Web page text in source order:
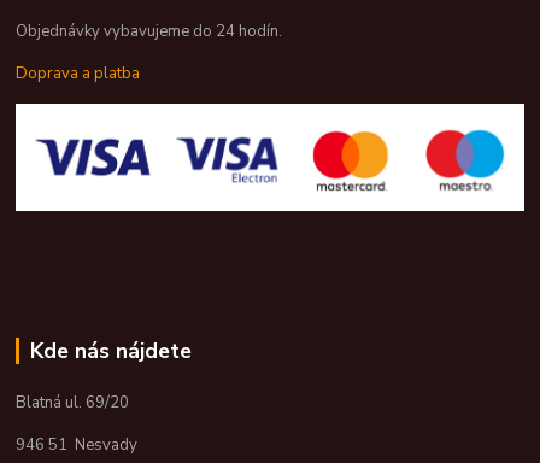
Objednávky vybavujeme do 24 hodín.
Doprava a platba
Kde nás nájdete
Blatná ul. 69/20
946 51 Nesvady